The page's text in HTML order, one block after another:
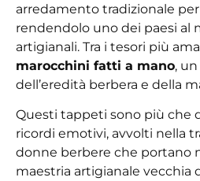
arredamento tradizionale per
rendendolo uno dei paesi al
artigianali. Tra i tesori più
marocchini fatti a mano,
dell’eredità berbera e della
Questi tappeti sono più che
ricordi emotivi, avvolti nella
donne berbere che portano
maestria artigianale vecchia